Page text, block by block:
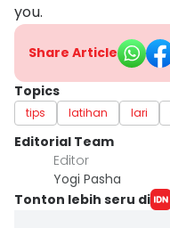
you.
Share Article
Topics
tips latihan lari
Editorial Team
Editor
Yogi Pasha
Tonton lebih seru di